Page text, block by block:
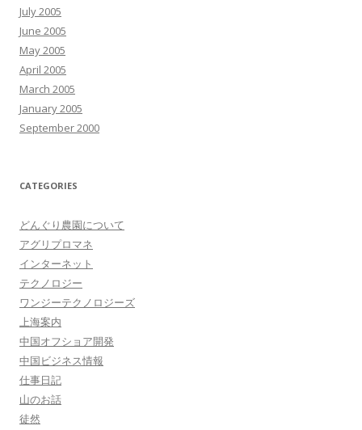
July 2005
June 2005
May 2005
April 2005
March 2005
January 2005
September 2000
CATEGORIES
どんぐり農園について
アグリプロマネ
インターネット
テクノロジー
ワンジーテクノロジーズ
上海案内
中国オフショア開発
中国ビジネス情報
仕事日記
山のお話
徒然